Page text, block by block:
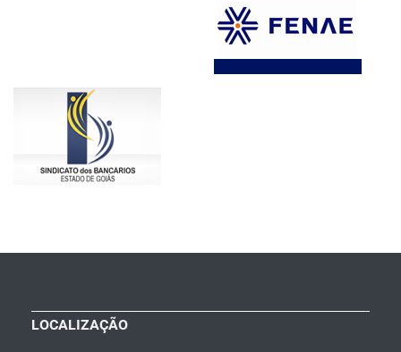
LOCALIZAÇÃO